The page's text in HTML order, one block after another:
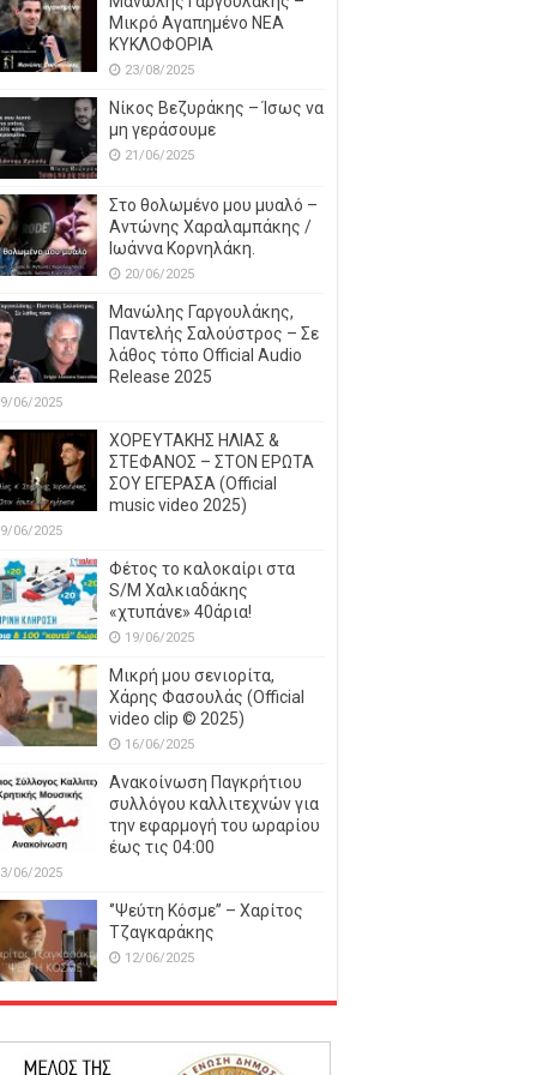
Μικρό Αγαπημένο NEΑ
ΚΥΚΛΟΦΟΡΙΑ
23/08/2025
Νίκος Βεζυράκης – Ίσως να
μη γεράσουμε
21/06/2025
Στο θολωμένο μου μυαλό –
Αντώνης Χαραλαμπάκης /
Ιωάννα Κορνηλάκη.
20/06/2025
Μανώλης Γαργουλάκης,
Παντελής Σαλούστρος – Σε
λάθος τόπο Official Audio
Release 2025
06/2025
ΧΟΡΕΥΤΑΚΗΣ ΗΛΙΑΣ &
ΣΤΕΦΑΝΟΣ – ΣΤΟΝ ΕΡΩΤΑ
ΣΟΥ ΕΓΕΡΑΣΑ (Official
music video 2025)
06/2025
Φέτος το καλοκαίρι στα
S/M Χαλκιαδάκης
«χτυπάνε» 40άρια!
19/06/2025
Μικρή μου σενιορίτα,
Χάρης Φασουλάς (Official
video clip © 2025)
16/06/2025
Ανακοίνωση Παγκρήτιου
συλλόγου καλλιτεχνών για
την εφαρμογή του ωραρίου
έως τις 04:00
06/2025
‘’Ψεύτη Κόσμε’’ – Χαρίτος
Τζαγκαράκης
12/06/2025